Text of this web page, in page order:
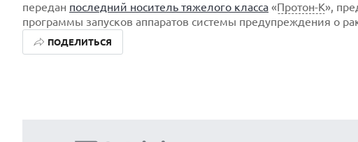
передан последний носитель тяжелого класса «Протон-К»,
программы запусков аппаратов системы предупреждения о
ПОДЕЛИТЬСЯ